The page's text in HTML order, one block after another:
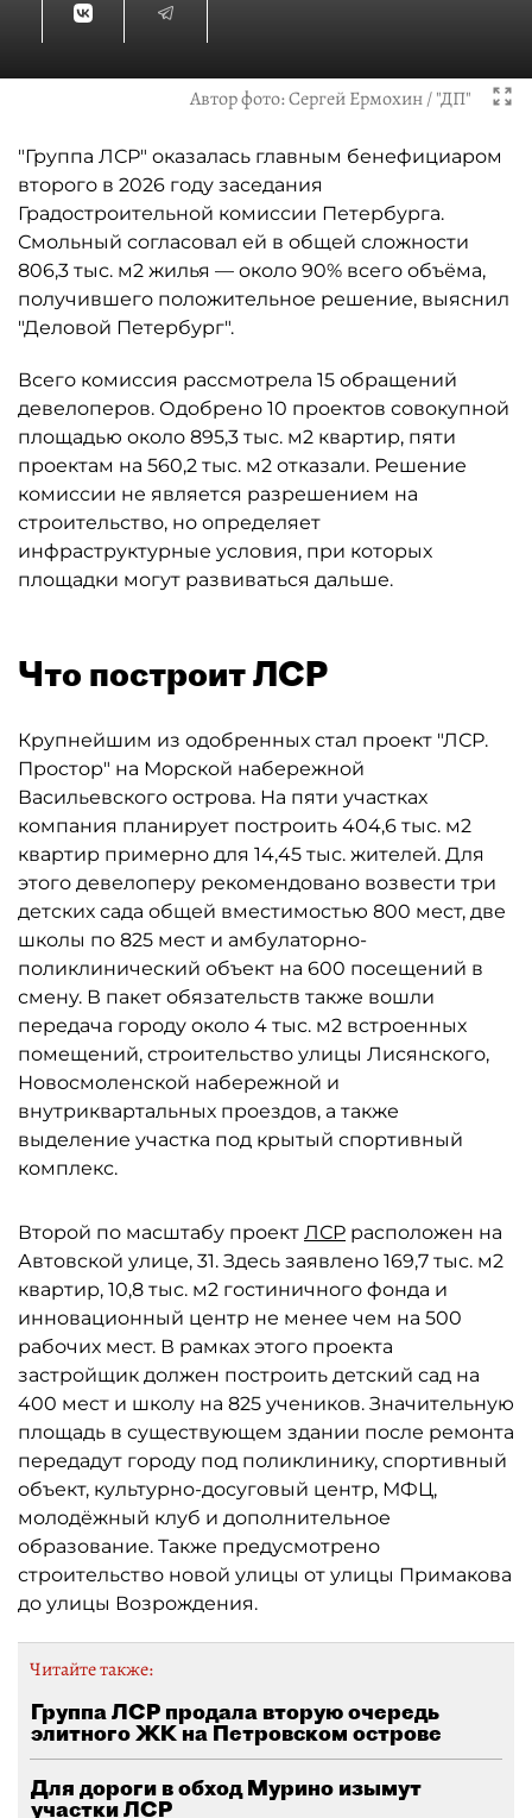
Автор фото:Сергей Ермохин / "ДП"
"Группа ЛСР" оказалась главным бенефициаром
второго в 2026 году заседания
Градостроительной комиссии Петербурга.
Смольный согласовал ей в общей сложности
806,3 тыс. м2 жилья — около 90% всего объёма,
получившего положительное решение, выяснил
"Деловой Петербург".
Всего комиссия рассмотрела 15 обращений
девелоперов. Одобрено 10 проектов совокупной
площадью около 895,3 тыс. м2 квартир, пяти
проектам на 560,2 тыс. м2 отказали. Решение
комиссии не является разрешением на
строительство, но определяет
инфраструктурные условия, при которых
площадки могут развиваться дальше.
Что построит ЛСР
Крупнейшим из одобренных стал проект "ЛСР.
Простор" на Морской набережной
Васильевского острова. На пяти участках
компания планирует построить 404,6 тыс. м2
квартир примерно для 14,45 тыс. жителей. Для
этого девелоперу рекомендовано возвести три
детских сада общей вместимостью 800 мест, две
школы по 825 мест и амбулаторно-
поликлинический объект на 600 посещений в
смену. В пакет обязательств также вошли
передача городу около 4 тыс. м2 встроенных
помещений, строительство улицы Лисянского,
Новосмоленской набережной и
внутриквартальных проездов, а также
выделение участка под крытый спортивный
комплекс.
Второй по масштабу проект ЛСР расположен на
Автовской улице, 31. Здесь заявлено 169,7 тыс. м2
квартир, 10,8 тыс. м2 гостиничного фонда и
инновационный центр не менее чем на 500
рабочих мест. В рамках этого проекта
застройщик должен построить детский сад на
400 мест и школу на 825 учеников. Значительную
площадь в существующем здании после ремонта
передадут городу под поликлинику, спортивный
объект, культурно-досуговый центр, МФЦ,
молодёжный клуб и дополнительное
образование. Также предусмотрено
строительство новой улицы от улицы Примакова
до улицы Возрождения.
Читайте также:
Группа ЛСР продала вторую очередь
элитного ЖК на Петровском острове
Для дороги в обход Мурино изымут
участки ЛСР